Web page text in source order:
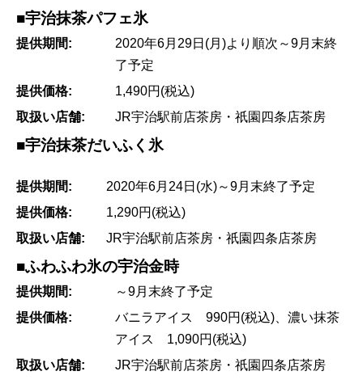
■宇治抹茶パフェ氷
提供期間:
2020年6月29日(月)より順次～9月末終
了予定
提供価格:
1,490円(税込)
取扱い店舗:
JR宇治駅前店茶房・祇園四条店茶房
■宇治抹茶だいふく氷
提供期間:
2020年6月24日(水)～9月末終了予定
提供価格:
1,290円(税込)
取扱い店舗:
JR宇治駅前店茶房・祇園四条店茶房
■ふわふわ氷の宇治金時
提供期間:
～9月末終了予定
提供価格:
バニラアイス 990円(税込)、濃い抹茶
アイス 1,090円(税込)
取扱い店舗:
JR宇治駅前店茶房・祇園四条店茶房